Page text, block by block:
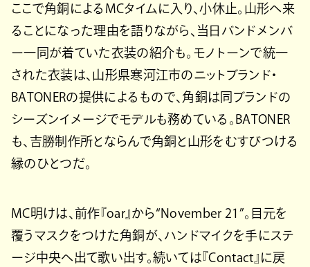
ここで角銅によるMCタイムに入り、小休止。山形へ来
ることになった理由を語りながら、当日バンドメンバ
ー一同が着ていた衣装の紹介も。モノトーンで統一
された衣装は、山形県寒河江市のニットブランド・
BATONERの提供によるもので、角銅は同ブランドの
シーズンイメージでモデルも務めている。BATONER
も、吉勝制作所とならんで角銅と山形をむすびつける
縁のひとつだ。
MC明けは、前作『oar』から“November 21”。目元を
覆うマスクをつけた角銅が、ハンドマイクを手にステ
ージ中央へ出て歌い出す。続いては『Contact』に戻